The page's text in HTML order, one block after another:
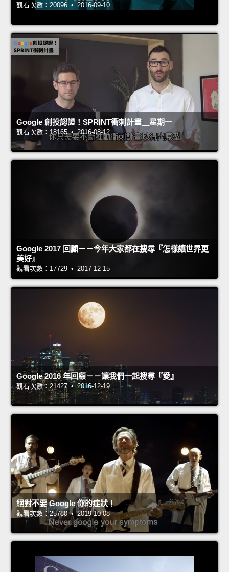
觀看次數：20096 • 2016-09-10
Google 創投認證！SPRINT衝刺計畫＿星期一
觀看次數：18165 • 2016-08-12
Google 2017 回顧－－今年大家都在搜尋『怎樣讓世界更
美好』
觀看次數：17729 • 2017-12-15
Google 2016 年回顧－－讓我們一起搜尋『愛』
觀看次數：21427 • 2016-12-19
絕對不要 Google 你的症狀！
觀看次數：25780 • 2019-10-08